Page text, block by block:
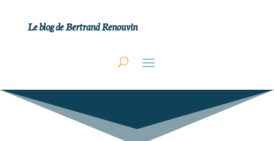
Le blog de Bertrand Renouvin